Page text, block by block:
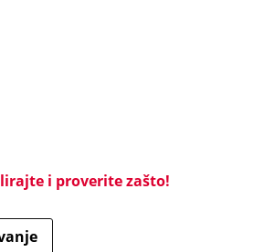
i proverite zašto!